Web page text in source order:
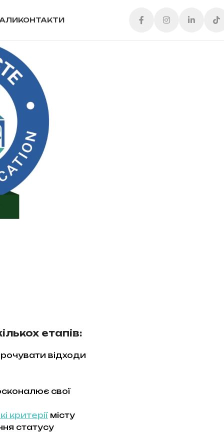
КОНТАКТИ
етапів:
відходи
свої
критерії місту
статусу